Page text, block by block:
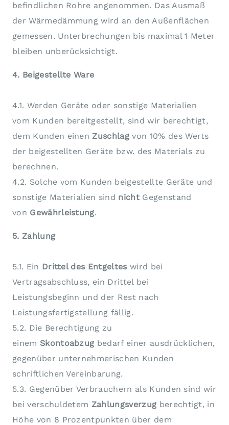
befindlichen Rohre angenommen. Das Ausmaß
der Wärmedämmung wird an den Außenflächen
gemessen. Unterbrechungen bis maximal 1 Meter
bleiben unberücksichtigt.
4. Beigestellte Ware
4.1. Werden Geräte oder sonstige Materialien
vom Kunden bereitgestellt, sind wir berechtigt,
dem Kunden einen Zuschlag von 10% des Werts
der beigestellten Geräte bzw. des Materials zu
berechnen.
4.2. Solche vom Kunden beigestellte Geräte und
sonstige Materialien sind nicht Gegenstand
von Gewährleistung.
5. Zahlung
5.1. Ein Drittel des Entgeltes wird bei
Vertragsabschluss, ein Drittel bei
Leistungsbeginn und der Rest nach
Leistungsfertigstellung fällig.
5.2. Die Berechtigung zu
einem Skontoabzug bedarf einer ausdrücklichen,
gegenüber unternehmerischen Kunden
schriftlichen Vereinbarung.
5.3. Gegenüber Verbrauchern als Kunden sind wir
bei verschuldetem Zahlungsverzug berechtigt, in
Höhe von 8 Prozentpunkten über dem